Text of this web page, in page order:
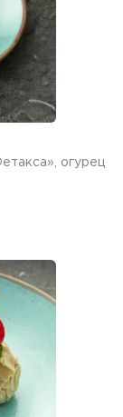
огурец